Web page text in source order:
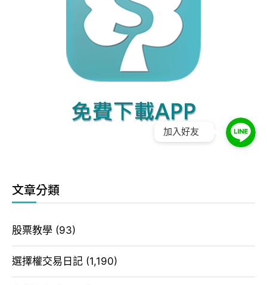
文章分類
股票教學 (93)
選擇權交易日記 (1,190)
加入好友